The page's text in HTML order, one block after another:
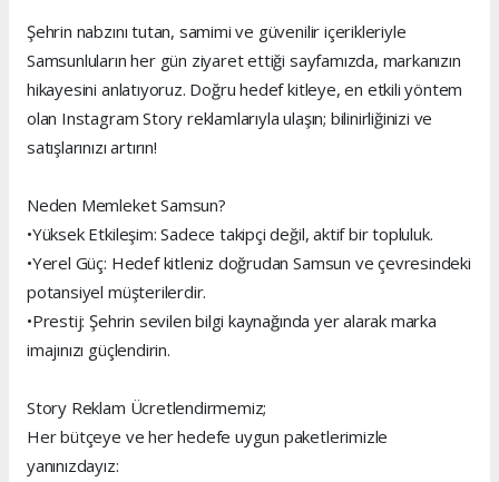
Şehrin nabzını tutan, samimi ve güvenilir içerikleriyle
Samsunluların her gün ziyaret ettiği sayfamızda, markanızın
hikayesini anlatıyoruz. Doğru hedef kitleye, en etkili yöntem
olan Instagram Story reklamlarıyla ulaşın; bilinirliğinizi ve
satışlarınızı artırın!
Neden Memleket Samsun?
•Yüksek Etkileşim: Sadece takipçi değil, aktif bir topluluk.
•Yerel Güç: Hedef kitleniz doğrudan Samsun ve çevresindeki
potansiyel müşterilerdir.
•Prestij: Şehrin sevilen bilgi kaynağında yer alarak marka
imajınızı güçlendirin.
Story Reklam Ücretlendirmemiz;
Her bütçeye ve her hedefe uygun paketlerimizle
yanınızdayız: